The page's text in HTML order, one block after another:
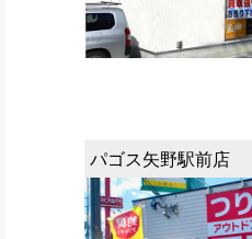
パゴス矢野駅前店